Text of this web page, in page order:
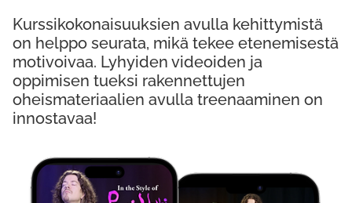
Kurssikokonaisuuksien avulla kehittymistä
on helppo seurata, mikä tekee etenemisestä
motivoivaa. Lyhyiden videoiden ja
oppimisen tueksi rakennettujen
oheismateriaalien avulla treenaaminen on
innostavaa!